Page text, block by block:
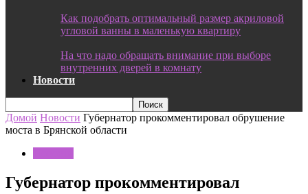
Как подобрать оптимальный размер акриловой
угловой ванны в маленькую квартиру
На что надо обращать внимание при выборе
внутренних дверей в комнату
Новости
Домой Новости Губернатор прокомментировал обрушение
моста в Брянской области
Губернатор прокомментировал